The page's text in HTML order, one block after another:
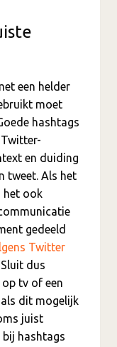
een helder
moet
hashtags
en duiding
tweet. Als het
het ook
gedeeld
Twitter
dus
tv of een
dit mogelijk
juist
hashtags